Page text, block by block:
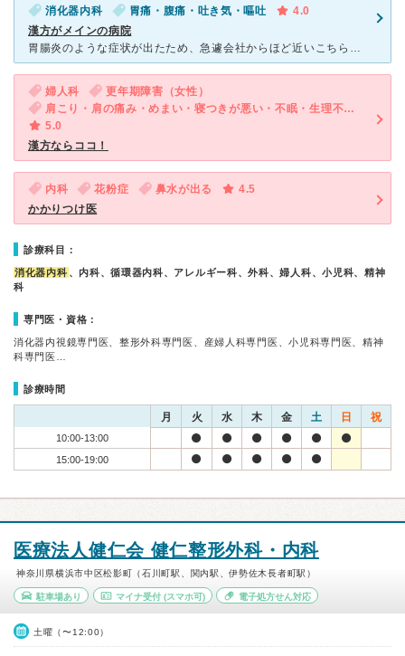
消化器内科 胃痛・腹痛・吐き気・嘔吐
4.0
漢方がメインの病院
胃腸炎のような症状が出たため、急遽会社からほど近いこちらの病院を受診しました。 平日の昼ごろ伺ったので、そこまで混雑していなく、ゆったりとした気分で待つことができました。 男性の先生が診察してくだ
婦人科
更年期障害（女性）
肩こり・肩の痛み・めまい・寝つきが悪い・不眠・生理不順（女性）
5.0
漢方ならココ！
内科 花粉症 鼻水が出る
4.5
かかりつけ医
診療科目：
消化器内科 、内科、循環器内科、アレルギー科、外科、婦人科、小児科、精神
科
専門医・資格：
消化器内視鏡専門医、整形外科専門医、産婦人科専門医、小児科専門医、精神
科専門医…
診療時間
月 火 水 木 金 土 日 祝
10:00-13:00
15:00-19:00
医療法人健仁会 健仁整形外科・内科
神奈川県横浜市中区松影町（石川町駅、関内駅、伊勢佐木長者町駅）
駐車場あり マイナ受付(スマホ可) 電子処方せん対応
土曜（〜12:00）